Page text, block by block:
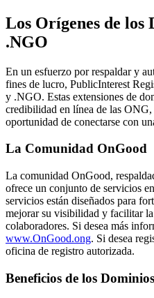
Los Orígenes de los
.NGO
En un esfuerzo por respaldar y
fines de lucro, PublicInterest
y .NGO. Estas extensiones de
credibilidad en línea de las
oportunidad de conectarse con
La Comunidad OnGood
La comunidad OnGood,
ofrece un conjunto de servicios
servicios están diseñados para
mejorar su visibilidad y facilitar
colaboradores. Si desea más
www.OnGood.ong. Si desea
oficina de registro autorizada.
Beneficios de los